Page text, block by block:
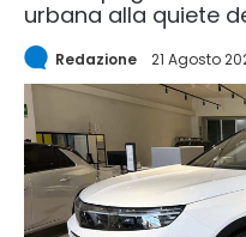
urbana alla quiete
Redazione 21 Agosto